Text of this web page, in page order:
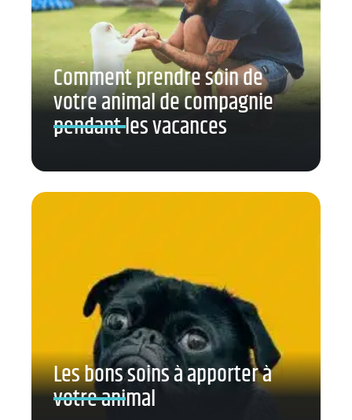
Comment prendre soin de
votre animal de compagnie
pendant les vacances
Les bons soins à apporter à
votre animal